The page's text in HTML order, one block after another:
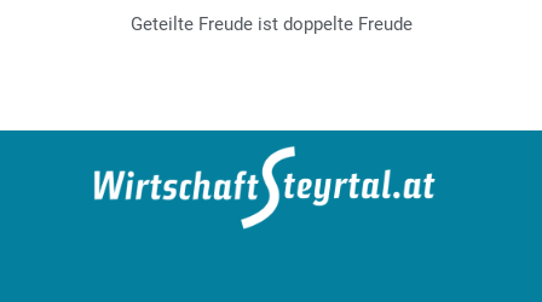
Geteilte Freude ist doppelte Freude